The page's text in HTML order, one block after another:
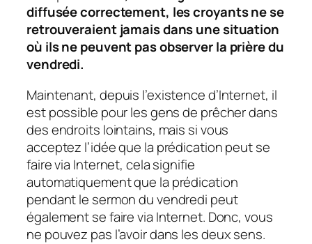
diffusée correctement, les croyants ne se
retrouveraient jamais dans une situation
où ils ne peuvent pas observer la prière du
vendredi.
Maintenant, depuis l’existence d’Internet, il
est possible pour les gens de prêcher dans
des endroits lointains, mais si vous
acceptez l’idée que la prédication peut se
faire via Internet, cela signifie
automatiquement que la prédication
pendant le sermon du vendredi peut
également se faire via Internet. Donc, vous
ne pouvez pas l’avoir dans les deux sens.